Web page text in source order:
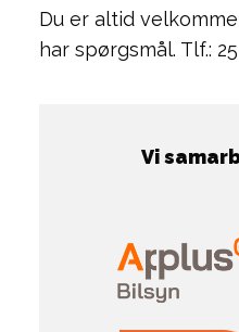
Du er altid
har spørgsmål. Tlf.:
Vi